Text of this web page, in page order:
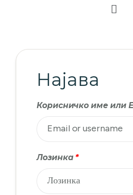
Најава
Корисничко име или
Лозинка *